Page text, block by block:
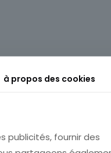
Architecture,
à propos des cookies
publicités, fournir des